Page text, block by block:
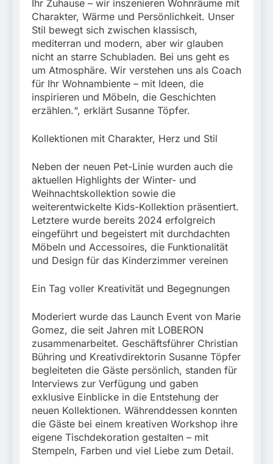
Ihr Zuhause – wir inszenieren Wohnräume mit
Charakter, Wärme und Persönlichkeit. Unser
Stil bewegt sich zwischen klassisch,
mediterran und modern, aber wir glauben
nicht an starre Schubladen. Bei uns geht es
um Atmosphäre. Wir verstehen uns als Coach
für Ihr Wohnambiente – mit Ideen, die
inspirieren und Möbeln, die Geschichten
erzählen.“, erklärt Susanne Töpfer.
Kollektionen mit Charakter, Herz und Stil
Neben der neuen Pet-Linie wurden auch die
aktuellen Highlights der Winter- und
Weihnachtskollektion sowie die
weiterentwickelte Kids-Kollektion präsentiert.
Letztere wurde bereits 2024 erfolgreich
eingeführt und begeistert mit durchdachten
Möbeln und Accessoires, die Funktionalität
und Design für das Kinderzimmer vereinen
Ein Tag voller Kreativität und Begegnungen
Moderiert wurde das Launch Event von Marie
Gomez, die seit Jahren mit LOBERON
zusammenarbeitet. Geschäftsführer Christian
Bühring und Kreativdirektorin Susanne Töpfer
begleiteten die Gäste persönlich, standen für
Interviews zur Verfügung und gaben
exklusive Einblicke in die Entstehung der
neuen Kollektionen. Währenddessen konnten
die Gäste bei einem kreativen Workshop ihre
eigene Tischdekoration gestalten – mit
Stempeln, Farben und viel Liebe zum Detail.